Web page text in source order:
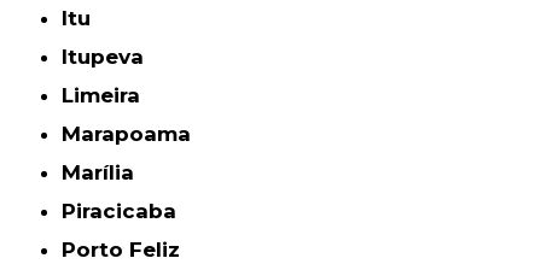
Itu
Itupeva
Limeira
Marapoama
Marília
Piracicaba
Porto Feliz